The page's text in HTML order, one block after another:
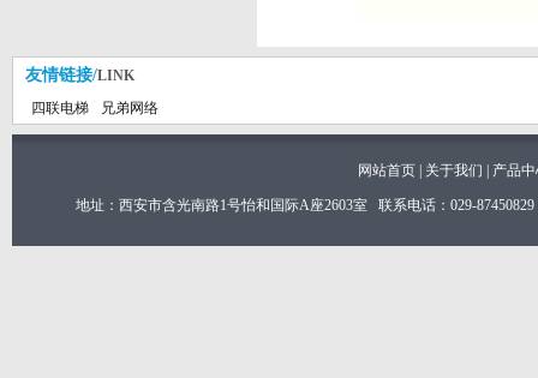
友情链接/LINK
四联电梯
兄弟网络
网站首页 关于我们 产品
地址：西安市含光南路1号怡和国际A座2603室 联系电话：029-